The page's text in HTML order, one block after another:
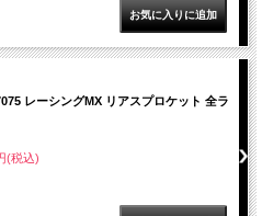
レーシングMX リアスプロケット 全ラ
(税込)